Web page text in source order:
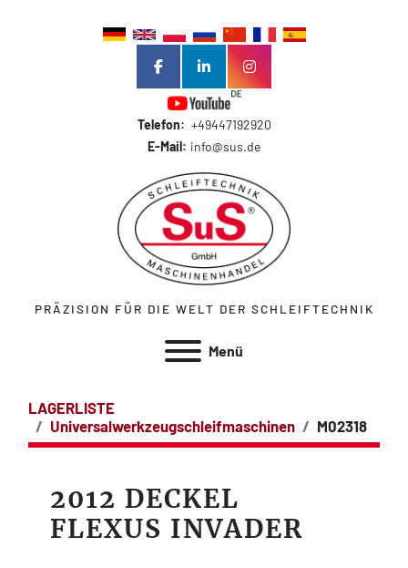
PRÄZISION FÜR DIE WELT DER SCHLEIFTECHNIK
Telefon: +49447192920
E-Mail: info@sus.de
facebooklinkedininstagram
Menü
LAGERLISTE
Universalwerkzeugschleifmaschinen
M02318
2012 DECKEL
FLEXUS INVADER